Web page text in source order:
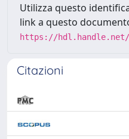
Utilizza questo
link a questo
https://hdl.handle.net/
Citazioni